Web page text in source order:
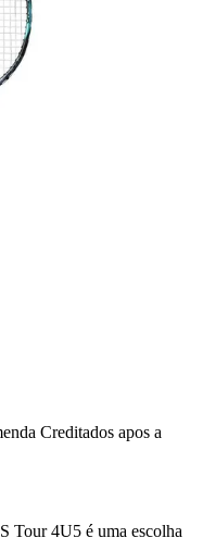
Creditados apos a
Tour 4U5 é uma escolha